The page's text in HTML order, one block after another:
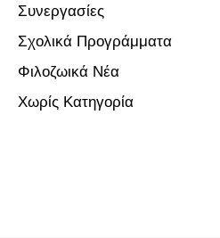
Συνεργασίες
Σχολικά Προγράμματα
Φιλοζωικά Νέα
Χωρίς Κατηγορία